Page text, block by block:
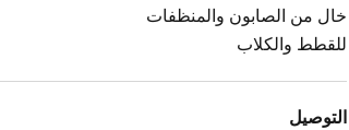
خال من الصابون والمنظفات
للقطط والكلاب
التوصيل